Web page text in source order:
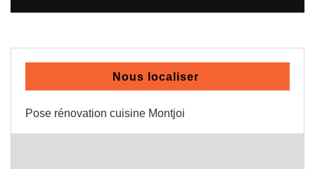
Nous localiser
Pose rénovation cuisine Montjoi